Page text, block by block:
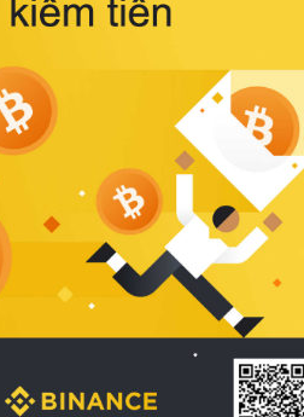
sản phẩm đạt chuẩn chất lượng quốc
tế còn giúp ngăn ngừa tình trạng kích
khuẩn và nấm mốc trong điều kiện
thời tiết nóng ẩm. Bạn có thể tìm
thêm các nghiên cứu khoa học về
động của giấc ngủ và môi trường
phòng ngủ đối với sức khỏe con
người tại Sleep Foundation (External
Link) để có cái nhìn toàn diện hơn.
2. Các tiêu chí vàng khi lựa chọn
chăn ga gối đệm cao cấp cho phòng
ngủ
Để sở hữu một bộ chăn ga gối đệm
cao cấp hoàn hảo cả về thẩm mỹ
công năng, người tiêu dùng cần cân
nhắc kỹ lưỡng các tiêu chí quan